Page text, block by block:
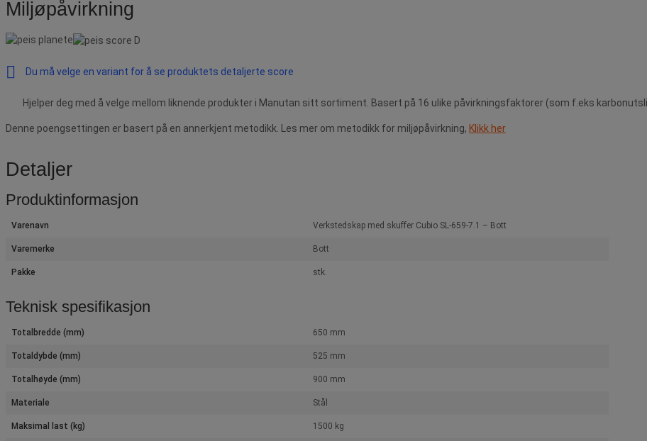
Miljøpåvirkning
Du må velge en variant for å se produktets detaljerte score
Hjelper deg med å velge mellom liknende produkter i Manutan sitt sortiment. Basert på 16 ulike påvirkningsfaktorer (som f.eks
Denne poengsettingen er basert på en annerkjent metodikk. Les mer om metodikk for miljøpåvirkning, Klikk her
Detaljer
Produktinformasjon
Varenavn Verkstedskap med skuffer Cubio SL-659-7.1 – Bott
Varemerke Bott
Pakke stk.
Teknisk spesifikasjon
Totalbredde (mm) 650 mm
Totaldybde (mm) 525 mm
Totalhøyde (mm) 900 mm
Materiale Stål
Maksimal last (kg) 1500 kg